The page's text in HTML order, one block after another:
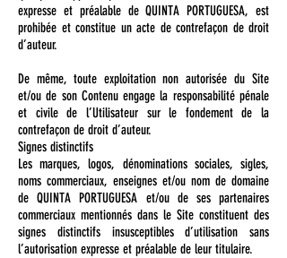
expresse et préalable de QUINTA PORTUGUESA, est
prohibée et constitue un acte de contrefaçon de droit
d’auteur.
De même, toute exploitation non autorisée du Site
et/ou de son Contenu engage la responsabilité pénale
et civile de l’Utilisateur sur le fondement de la
contrefaçon de droit d’auteur.
Signes distinctifs
Les marques, logos, dénominations sociales, sigles,
noms commerciaux, enseignes et/ou nom de domaine
de QUINTA PORTUGUESA et/ou de ses partenaires
commerciaux mentionnés dans le Site constituent des
signes distinctifs insusceptibles d’utilisation sans
l’autorisation expresse et préalable de leur titulaire.